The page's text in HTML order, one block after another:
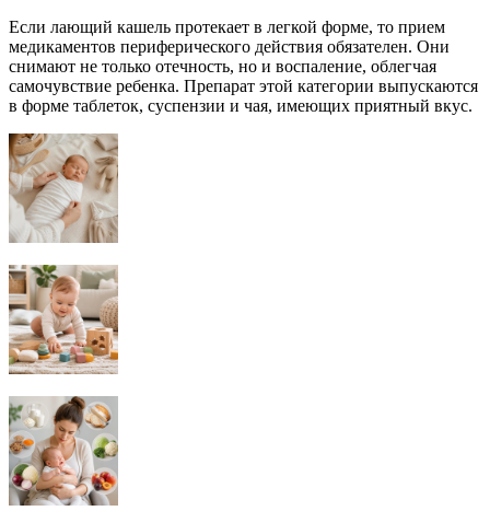
Если лающий кашель протекает в легкой форме, то прием
медикаментов периферического действия обязателен. Они
снимают не только отечность, но и воспаление, облегчая
самочувствие ребенка. Препарат этой категории выпускаются
в форме таблеток, суспензии и чая, имеющих приятный вкус.